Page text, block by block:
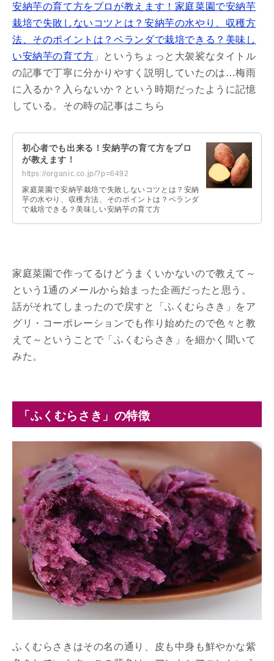
安納芋の育て方をプロが教えます！家庭菜園で安納芋
栽培で失敗しないコツとは？安納芋の水やり、収穫方
法、そのポイントは？ベランダで栽培できる？美味し
い安納芋の育て方 」というちょっと大袈裟なタイトル
の記事で丁寧に分かりやすく説明していたのは…梅雨
に入るか？入らないか？という時期だったように記憶
している。その時の記事はこちら
初心者でも出来る！安納芋の育て方をプロ
が教えます！
https://organic.co.jp/?p=6492
家庭菜園で安納芋栽培で失敗しないコツとは？安納
芋の水やり、収穫方法、そのポイントは？ベランダ
で栽培できる？美味しい安納芋の育て方
家庭菜園で作ってるけどうまくいかないので教えて～
という1通のメールから始まった企画だったと思う。
話がそれてしまったので戻すと「ふくむらさき」をア
グリ・コーポレーションでも作り始めたので色々と教
えて～ということで「ふくむらさき」を細かく聞いて
みた。
「ふくむらさき」の特徴
ふくむらさきはその名の通り、皮も中身も鮮やかな紫